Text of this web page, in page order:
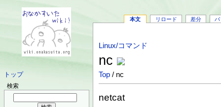
トップ
検索
本文 リロード 差分 バ
Linux/コマンド
nc
Top / nc
netcat